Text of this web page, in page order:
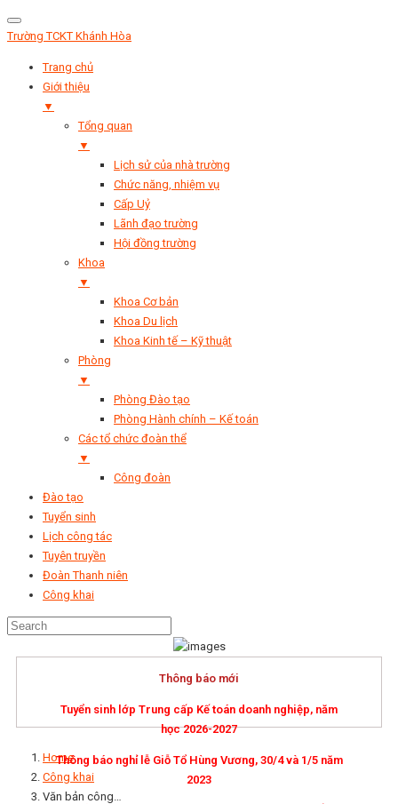
Trường TCKT Khánh Hòa
Trang chủ
Giới thiệu
▼
Tổng quan
▼
Lịch sử của nhà trường
Chức năng, nhiệm vụ
Cấp Uỷ
Lãnh đạo trường
Hội đồng trường
Khoa
▼
Khoa Cơ bản
Khoa Du lịch
Khoa Kinh tế – Kỹ thuật
Phòng
▼
Phòng Đào tạo
Phòng Hành chính – Kế toán
Các tổ chức đoàn thể
▼
Công đoàn
Đào tạo
Tuyển sinh
Lịch công tác
Tuyên truyền
Đoàn Thanh niên
Công khai
Thông báo mới
Tuyển sinh lớp Trung cấp Kế toán doanh nghiệp, năm
học 2026-2027
Thông báo nghỉ lễ Giỗ Tổ Hùng Vương, 30/4 và 1/5 năm
2023
Home
Công khai
Văn bản công…